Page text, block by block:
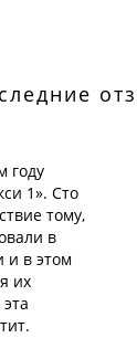
году
1». Сто
тому,
в
и в этом
их